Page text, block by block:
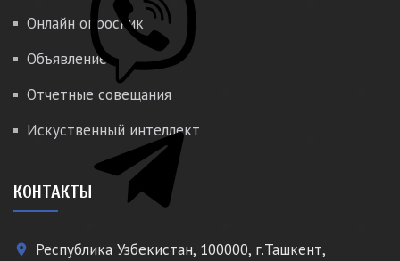
Онлайн опросник
Объявление
Отчетные совещания
Искуственный интеллект
КОНТАКТЫ
place
Республика Узбекистан, 100000, г.Ташкент,